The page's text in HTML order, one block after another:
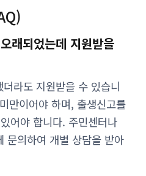
래되었는데 지원받을
라도 지원받을 수 있습니
만이어야 하며, 출생신고를
어야 합니다. 주민센터나
문의하여 개별 상담을 받아